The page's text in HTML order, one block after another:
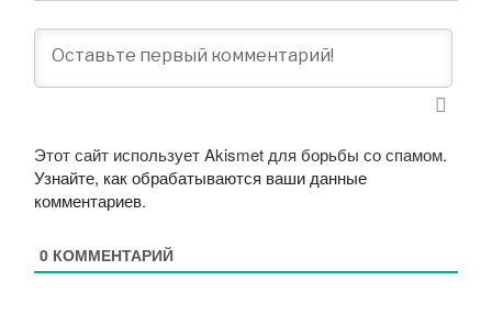
Этот сайт использует Akismet для борьбы со спамом.
Узнайте, как обрабатываются ваши данные
комментариев.
0 КОММЕНТАРИЙ